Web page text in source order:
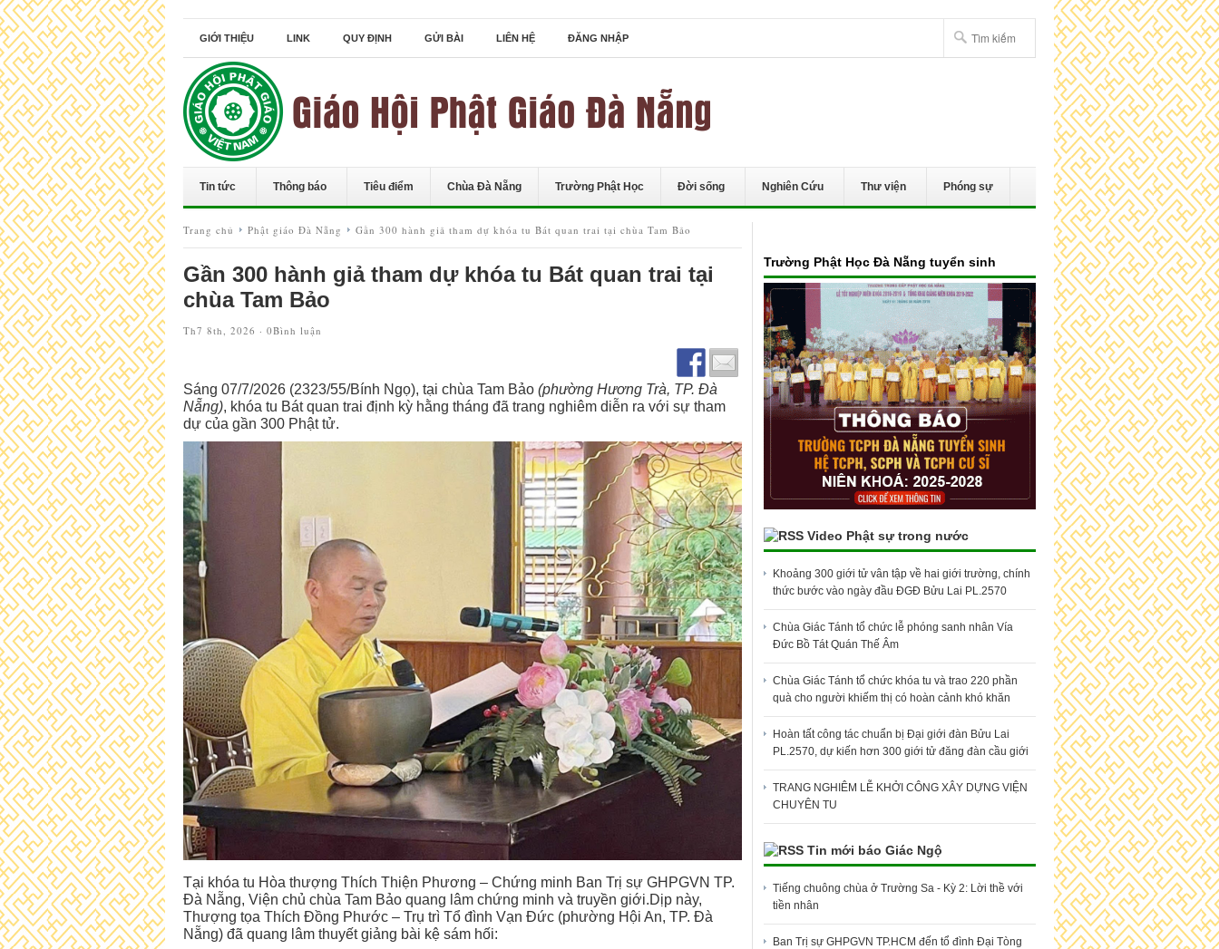
GIỚI THIỆU LINK QUY ĐỊNH GỬI BÀI LIÊN HỆ ĐĂNG NHẬP
Tin tức Thông báo Tiêu điểm Chùa Đà Nẵng Trường Phật Học Đời sống Nghiên Cứu Thư viện Phóng sự
Trang chủ Phật giáo Đà Nẵng Gần 300 hành giả tham dự khóa tu Bát quan trai tại chùa Tam Bảo
Gần 300 hành giả tham dự khóa tu Bát quan trai tại
chùa Tam Bảo
Th7 8th, 2026 · 0Bình luận
Sáng 07/7/2026 (2323/55/Bính Ngọ), tại chùa Tam Bảo (phường Hương Trà, TP. Đà
Nẵng), khóa tu Bát quan trai định kỳ hằng tháng đã trang nghiêm diễn ra với sự tham
dự của gần 300 Phật tử.
Tại khóa tu Hòa thượng Thích Thiện Phương – Chứng minh Ban Trị sự GHPGVN TP.
Đà Nẵng, Viện chủ chùa Tam Bảo quang lâm chứng minh và truyền giới.Dịp này,
Thượng tọa Thích Đồng Phước – Trụ trì Tổ đình Vạn Đức (phường Hội An, TP. Đà
Nẵng) đã quang lâm thuyết giảng bài kệ sám hối:
Trường Phật Học Đà Nẵng tuyển sinh
Video Phật sự trong nước
Khoảng 300 giới tử vân tập về hai giới trường, chính
thức bước vào ngày đầu ĐGĐ Bửu Lai PL.2570
Chùa Giác Tánh tổ chức lễ phóng sanh nhân Vía
Đức Bồ Tát Quán Thế Âm
Chùa Giác Tánh tổ chức khóa tu và trao 220 phần
quà cho người khiếm thị có hoàn cảnh khó khăn
Hoàn tất công tác chuẩn bị Đại giới đàn Bửu Lai
PL.2570, dự kiến hơn 300 giới tử đăng đàn cầu giới
TRANG NGHIÊM LỄ KHỞI CÔNG XÂY DỰNG VIỆN
CHUYÊN TU
Tin mới báo Giác Ngộ
Tiếng chuông chùa ở Trường Sa - Kỳ 2: Lời thề với
tiền nhân
Ban Trị sự GHPGVN TP.HCM đến tổ đình Đại Tòng